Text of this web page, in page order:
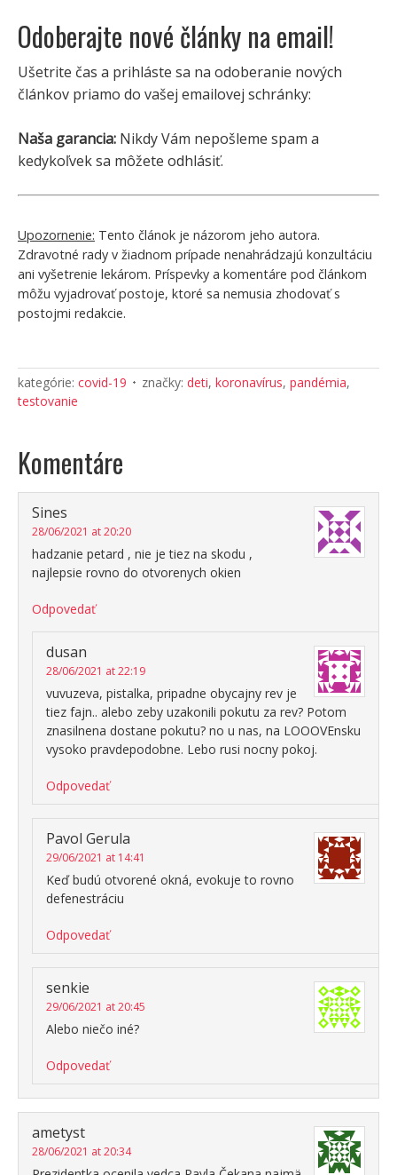
Odoberajte nové články na email!
Ušetrite čas a prihláste sa na odoberanie nových
článkov priamo do vašej emailovej schránky:
Naša garancia: Nikdy Vám nepošleme spam a
kedykoľvek sa môžete odhlásiť.
Upozornenie: Tento článok je názorom jeho autora.
Zdravotné rady v žiadnom prípade nenahrádzajú konzultáciu
ani vyšetrenie lekárom. Príspevky a komentáre pod článkom
môžu vyjadrovať postoje, ktoré sa nemusia zhodovať s
postojmi redakcie.
kategórie: covid-19 značky: deti, koronavírus, pandémia,
testovanie
Komentáre
Sines
28/06/2021 at 20:20
hadzanie petard , nie je tiez na skodu ,
najlepsie rovno do otvorenych okien
Odpovedať
dusan
28/06/2021 at 22:19
vuvuzeva, pistalka, pripadne obycajny rev je
tiez fajn.. alebo zeby uzakonili pokutu za rev? Potom
znasilnena dostane pokutu? no u nas, na LOOOVEnsku
vysoko pravdepodobne. Lebo rusi nocny pokoj.
Odpovedať
Pavol Gerula
29/06/2021 at 14:41
Keď budú otvorené okná, evokuje to rovno
defenestráciu
Odpovedať
senkie
29/06/2021 at 20:45
Alebo niečo iné?
Odpovedať
ametyst
28/06/2021 at 20:34